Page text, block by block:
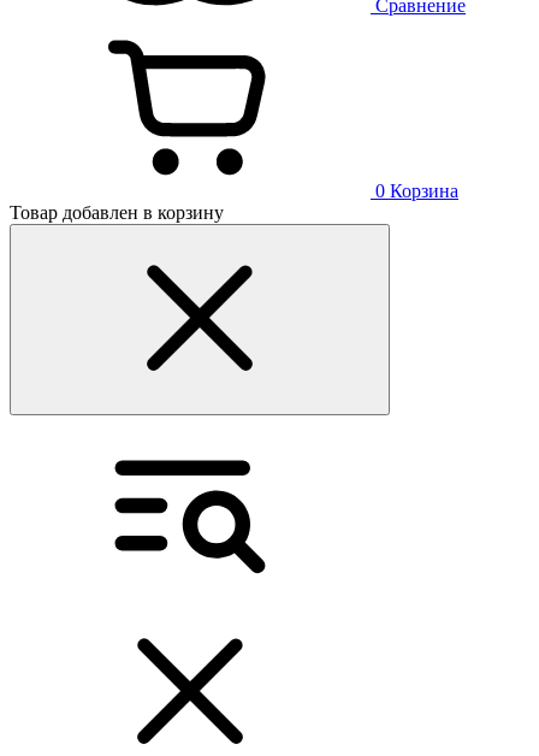
Сравнение
0 Корзина
Товар добавлен в корзину